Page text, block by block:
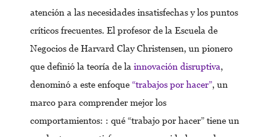
atención a las necesidades insatisfechas y los puntos
críticos frecuentes. El profesor de la Escuela de
Negocios de Harvard Clay Christensen, un pionero
que definió la teoría de la innovación disruptiva,
denominó a este enfoque “trabajos por hacer”, un
marco para comprender mejor los
comportamientos: : qué “trabajo por hacer” tiene un